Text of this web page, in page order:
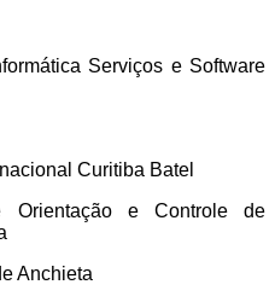
Serviços e Software
Curitiba Batel
Orientação e Controle de
Anchieta